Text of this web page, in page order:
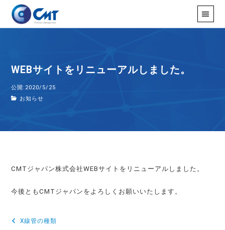
WEBサイトをリニューアルしました。
公開:2020/5/25
お知らせ
CMTジャパン株式会社WEBサイトをリニューアルしました。
今後ともCMTジャパンをよろしくお願いいたします。
投X線管の種類